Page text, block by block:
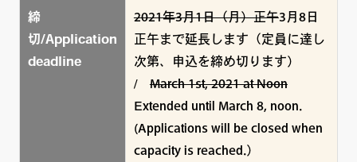
締
切/Application
deadline
2021年3月1日（月）正午3月8日
正午まで延長します（定員に達し
次第、申込を締め切ります）
/March 1st, 2021 at Noon
Extended until March 8, noon.
(Applications will be closed when
capacity is reached.）